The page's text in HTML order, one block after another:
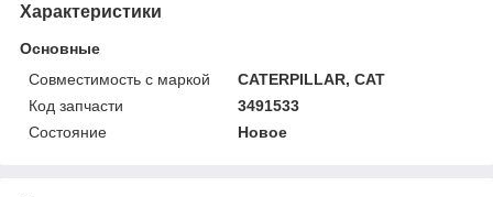
Характеристики
Основные
Совместимость с маркой
CATERPILLAR, CAT
Код запчасти
3491533
Состояние
Новое